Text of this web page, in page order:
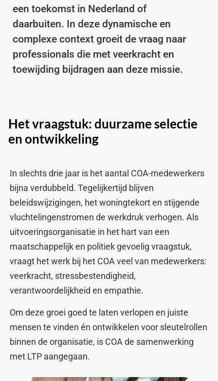
een toekomst in Nederland of
daarbuiten. In deze dynamische en
complexe context groeit de vraag naar
professionals die met veerkracht en
toewijding bijdragen aan deze missie.
Het vraagstuk: duurzame selectie
en ontwikkeling
In slechts drie jaar is het aantal COA-medewerkers
bijna verdubbeld. Tegelijkertijd blijven
beleidswijzigingen, het woningtekort en stijgende
vluchtelingenstromen de werkdruk verhogen. Als
uitvoeringsorganisatie in het hart van een
maatschappelijk en politiek gevoelig vraagstuk,
vraagt het werk bij het COA veel van medewerkers:
veerkracht, stressbestendigheid,
verantwoordelijkheid en empathie.
Om deze groei goed te laten verlopen en juiste
mensen te vinden én ontwikkelen voor sleutelrollen
binnen de organisatie, is COA de samenwerking
met LTP aangegaan.